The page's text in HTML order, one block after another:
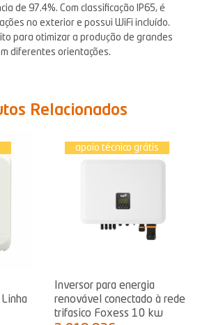
de 97.4%. Com classificação IP65, é
no exterior e possui WiFi incluído.
para otimizar a produção de grandes
diferentes orientações.
Relacionados
apoio técnico grátis
Inversor para energia
renovável conectado à rede
trifasico Foxess 10 kw